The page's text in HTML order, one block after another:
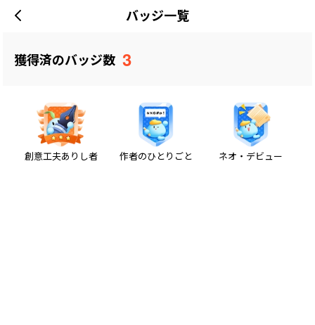
バッジ一覧
獲得済のバッジ数 3
創意工夫ありし者 作者のひとりごと ネオ・デビュー